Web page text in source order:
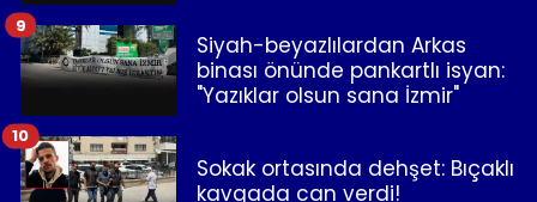
Siyah-beyazlılardan Arkas
binası önünde pankartlı isyan:
"Yazıklar olsun sana İzmir"
9
Sokak ortasında dehşet: Bıçaklı
kavgada can verdi!
10